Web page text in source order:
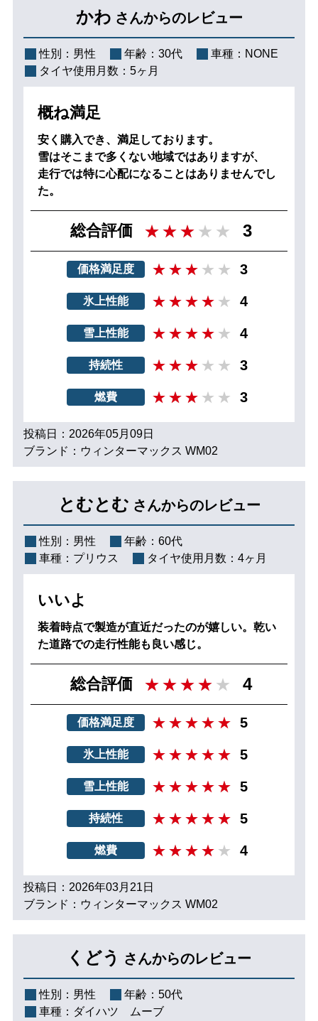
かわ さんからのレビュー
性別： 男性 年齢： 30代 車種： NONE
タイヤ使用月数： 5ヶ月
概ね満足
安く購入でき、満足しております。
雪はそこまで多くない地域ではありますが、
走行では特に心配になることはありませんでし
た。
総合評価 3
価格満足度 3
氷上性能 4
雪上性能 4
持続性 3
燃費 3
投稿日：2026年05月09日
ブランド：ウィンターマックス WM02
とむとむ さんからのレビュー
性別： 男性 年齢： 60代
車種： プリウス タイヤ使用月数： 4ヶ月
いいよ
装着時点で製造が直近だったのが嬉しい。乾い
た道路での走行性能も良い感じ。
総合評価 4
価格満足度 5
氷上性能 5
雪上性能 5
持続性 5
燃費 4
投稿日：2026年03月21日
ブランド：ウィンターマックス WM02
くどう さんからのレビュー
性別： 男性 年齢： 50代
車種： ダイハツ ムーブ